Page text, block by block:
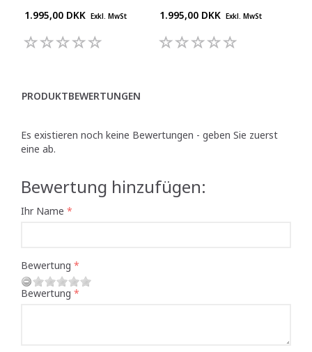
1.995,00 DKK Exkl. MwSt
1.995,00 DKK Exkl. MwSt
PRODUKTBEWERTUNGEN
Es existieren noch keine Bewertungen - geben Sie zuerst
eine ab.
Bewertung hinzufügen:
Ihr Name
Bewertung
Bewertung